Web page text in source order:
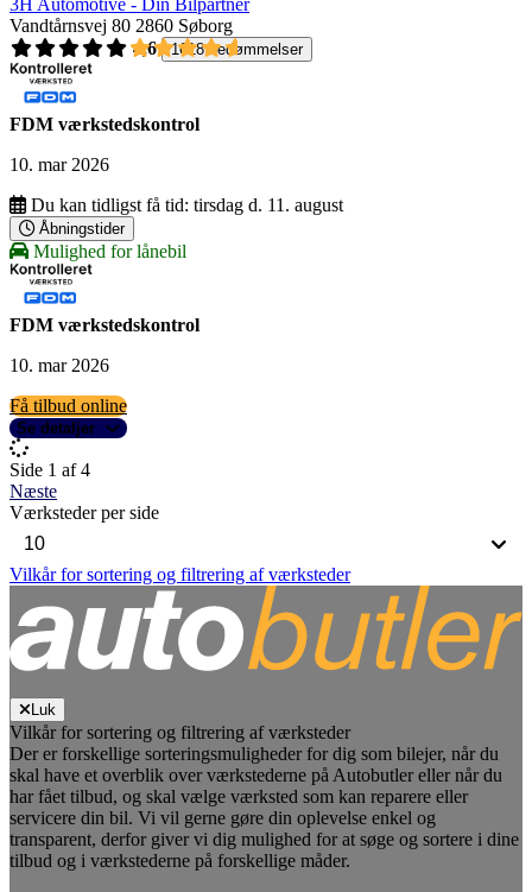
3H Automotive - Din Bilpartner
Vandtårnsvej 80 2860 Søborg
4,6
1618 bedømmelser
FDM værkstedskontrol
10. mar 2026
Du kan tidligst få tid: tirsdag d. 11. august
Åbningstider
Mulighed for lånebil
FDM værkstedskontrol
10. mar 2026
Få tilbud online
Se detaljer
Side 1 af 4
Næste
Værksteder per side
Vilkår for sortering og filtrering af værksteder
Luk
Vilkår for sortering og filtrering af værksteder
Der er forskellige sorteringsmuligheder for dig som bilejer, når du
skal have et overblik over værkstederne på Autobutler eller når du
har fået tilbud, og skal vælge værksted som kan reparere eller
servicere din bil. Vi vil gerne gøre din oplevelse enkel og
transparent, derfor giver vi dig mulighed for at søge og sortere i dine
tilbud og i værkstederne på forskellige måder.